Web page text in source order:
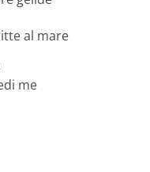
al mare
me